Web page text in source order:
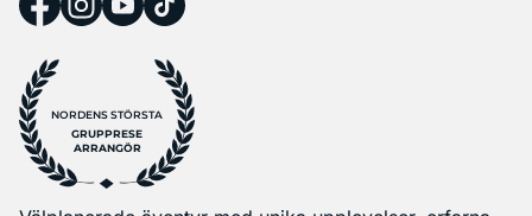
NORDENS STÖRSTA
GRUPPRESE
ARRANGÖR